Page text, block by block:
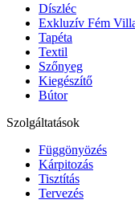
Díszléc
Exkluzív Fém
Tapéta
Textil
Szőnyeg
Kiegészítő
Bútor
Szolgáltatások
Függönyözés
Kárpitozás
Tisztítás
Tervezés